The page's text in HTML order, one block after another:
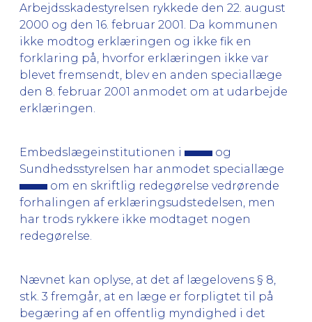
Arbejdsskadestyrelsen rykkede den 22. august
2000 og den 16. februar 2001. Da kommunen
ikke modtog erklæringen og ikke fik en
forklaring på, hvorfor erklæringen ikke var
blevet fremsendt, blev en anden speciallæge
den 8. februar 2001 anmodet om at udarbejde
erklæringen.
Embedslægeinstitutionen i
og
Sundhedsstyrelsen har anmodet speciallæge
om en skriftlig redegørelse vedrørende
forhalingen af erklæringsudstedelsen, men
har trods rykkere ikke modtaget nogen
redegørelse.
Nævnet kan oplyse, at det af lægelovens § 8,
stk. 3 fremgår, at en læge er forpligtet til på
begæring af en offentlig myndighed i det